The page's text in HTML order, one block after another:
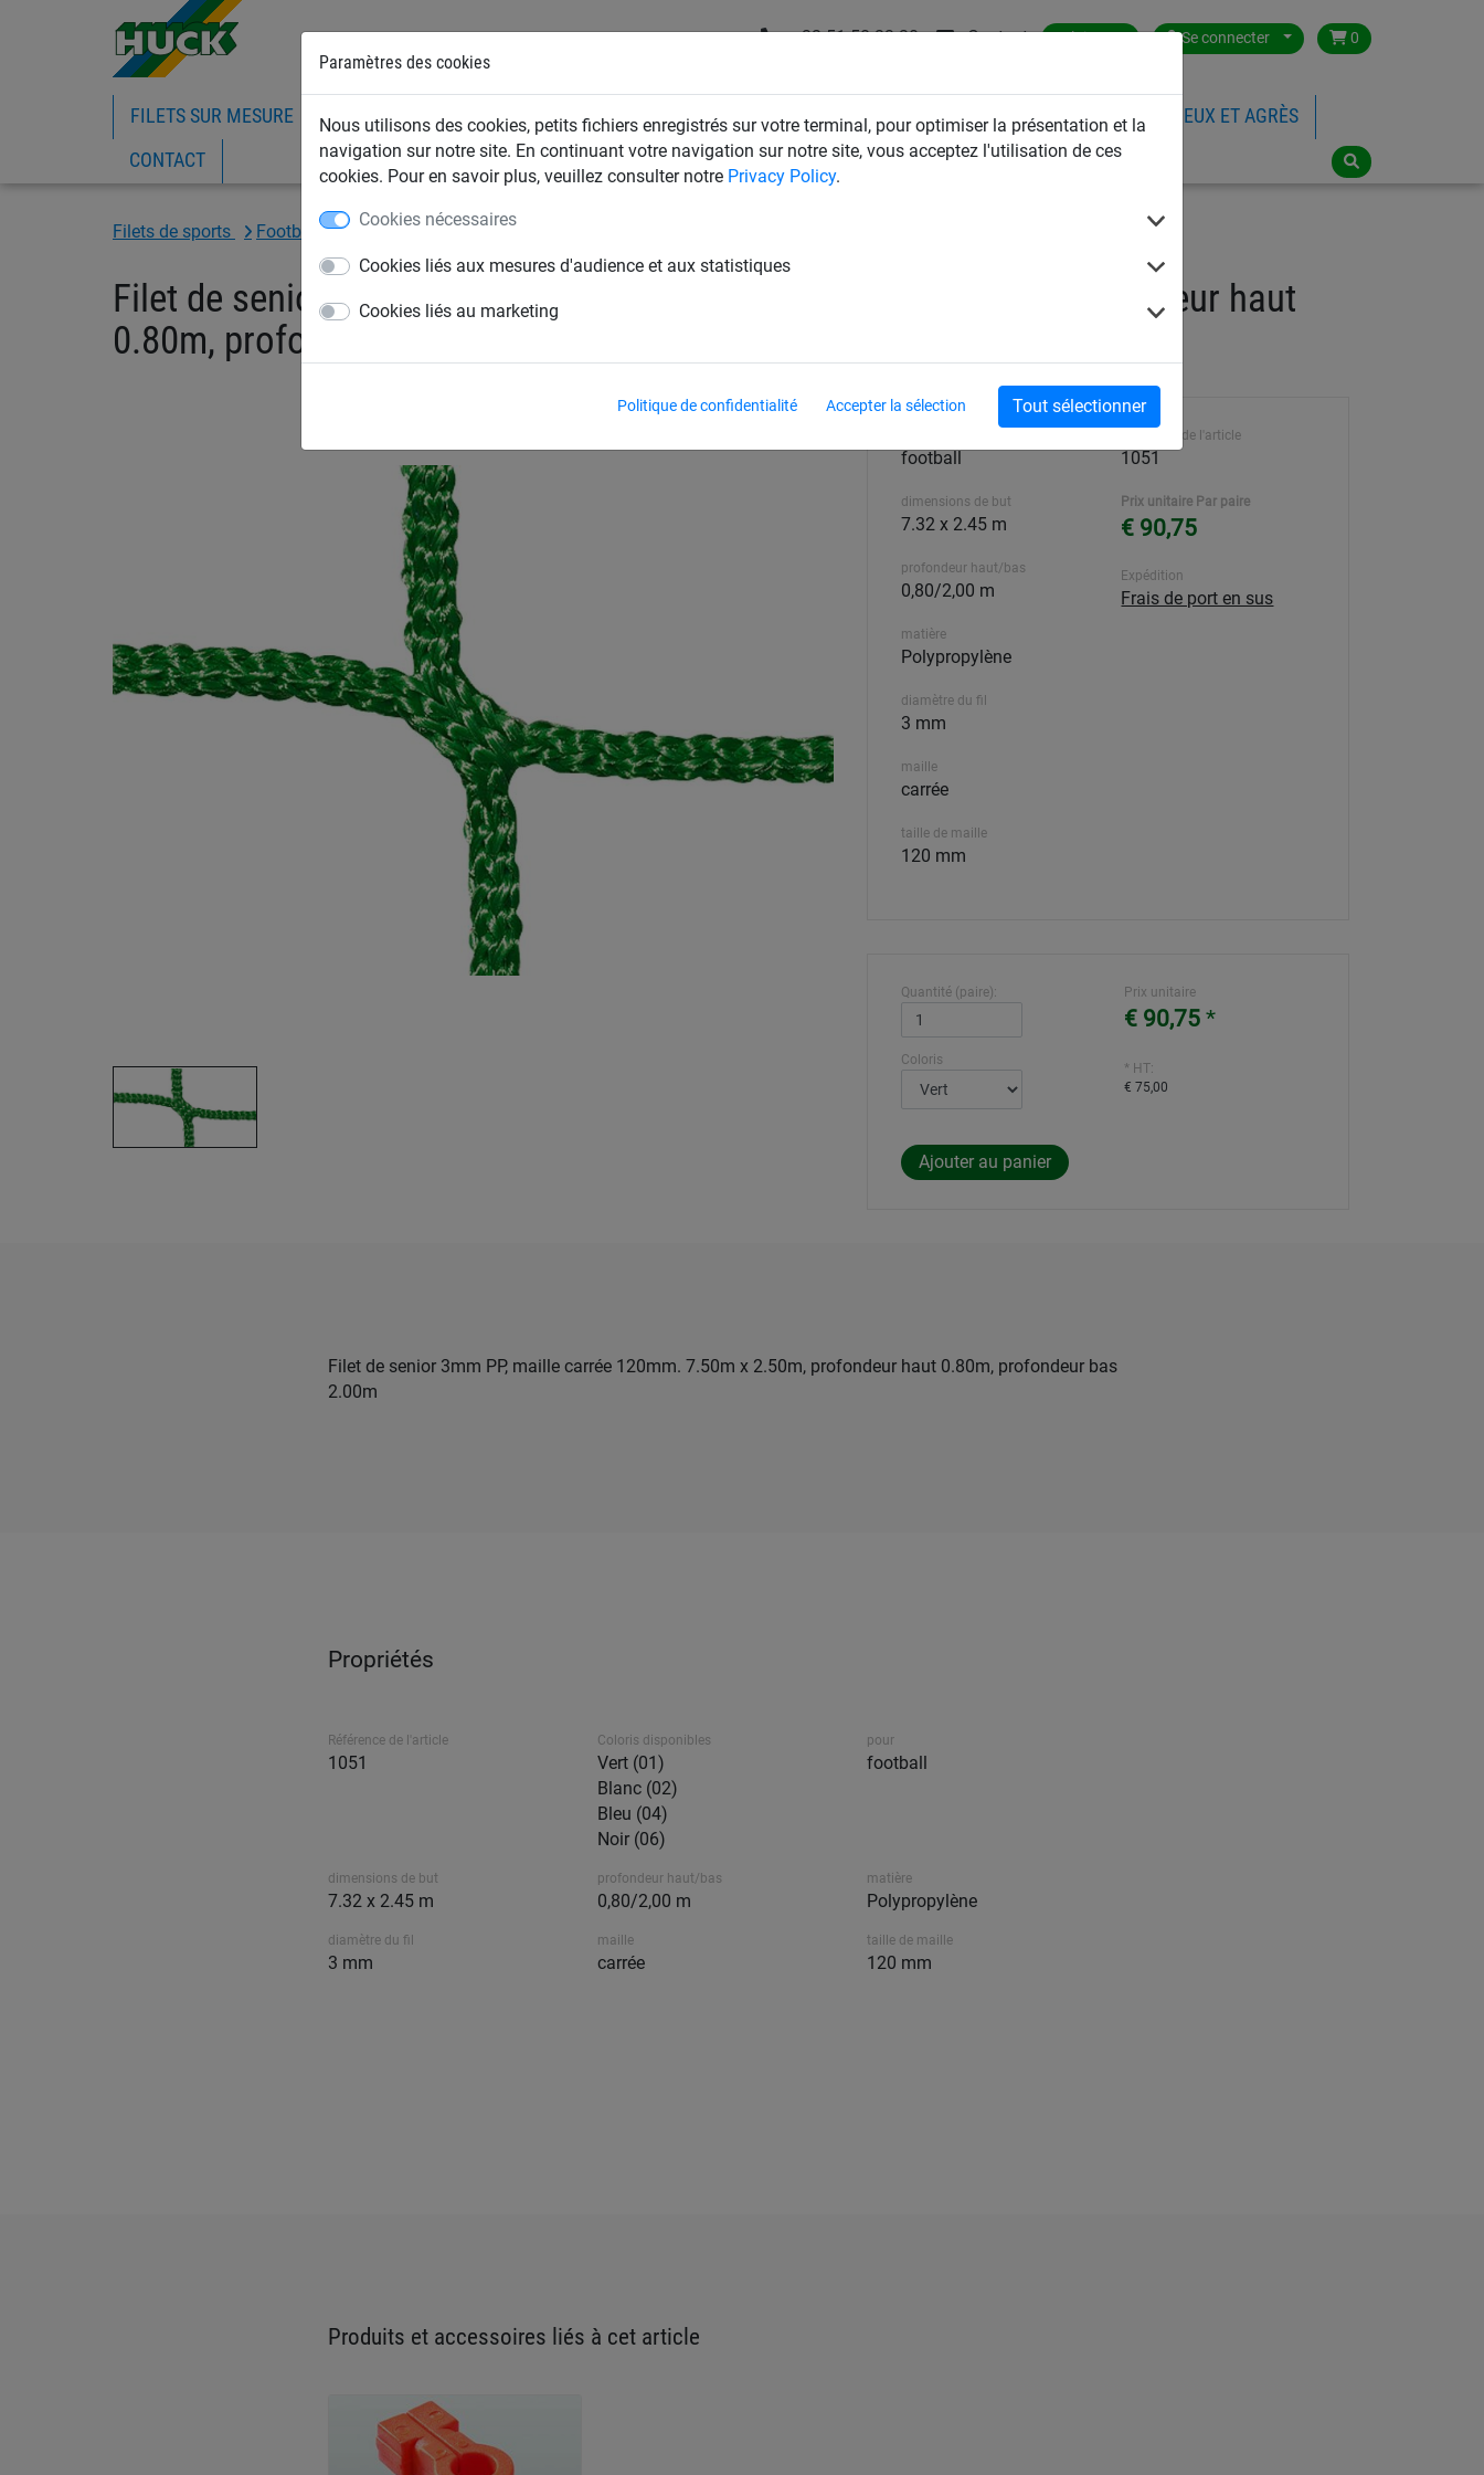
Paramètres des cookies
Nous utilisons des cookies, petits fichiers enregistrés sur votre terminal, pour optimiser la présentation et la
navigation sur notre site. En continuant votre navigation sur notre site, vous acceptez l'utilisation de ces
cookies. Pour en savoir plus, veuillez consulter notre Privacy Policy.
Cookies nécessaires
Cookies liés aux mesures d'audience et aux statistiques
Cookies liés au marketing
Politique de confidentialité Accepter la sélection Tout sélectionner
+32 51 58 23 20 Contact Belgium Se connecter 0
FILETS SUR MESURE FILETS DE BATIMENT FILETS D'INDUSTRIE FILETS DE MAISON & JARDIN FILETS DE SPORTS
JEUX ET AGRÈS
CONTACT
Filets de sports Football Filets de buts de football
Filet de senior 3mm PP, maille carrée 120mm. 7.50m x 2.50m, profondeur haut
0.80m, profondeur bas 2.00m
football
dimensions de but
7.32 x 2.45 m
profondeur haut/bas
0,80/2,00 m
matière
Polypropylène
diamètre du fil
3 mm
maille
carrée
taille de maille
120 mm
Référence de l'article
1051
Prix unitaire Par paire
€ 90,75
Expédition
Frais de port en sus
Quantité (paire):
Coloris
Prix unitaire
€ 90,75 *
* HT:
€ 75,00
Filet de senior 3mm PP, maille carrée 120mm. 7.50m x 2.50m, profondeur haut 0.80m, profondeur bas
2.00m
Propriétés
Référence de l'article
1051
Coloris disponibles
Vert (01)
Blanc (02)
Bleu (04)
Noir (06)
pour
football
dimensions de but
7.32 x 2.45 m
profondeur haut/bas
0,80/2,00 m
matière
Polypropylène
diamètre du fil
3 mm
maille
carrée
taille de maille
120 mm
Produits et accessoires liés à cet article